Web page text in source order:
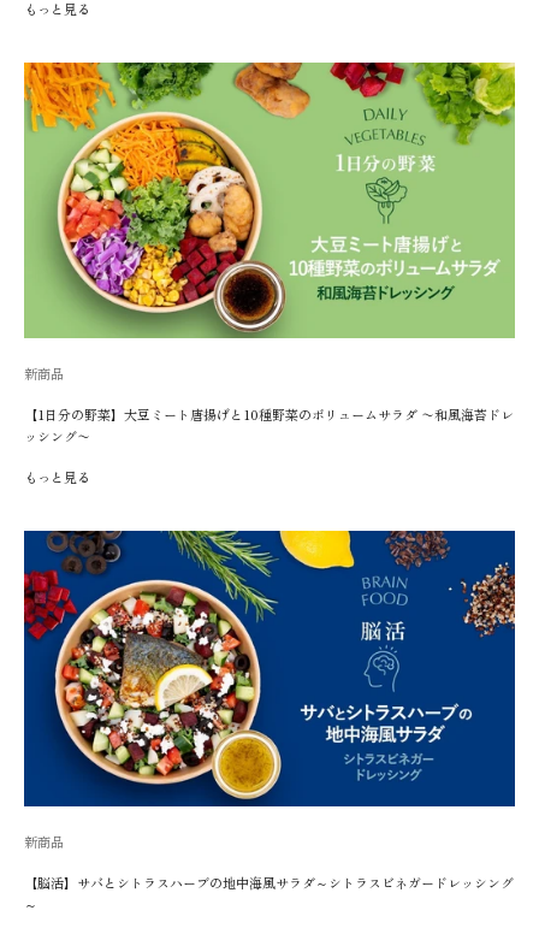
もっと見る
新商品
【1日分の野菜】大豆ミート唐揚げと10種野菜のボリュームサラダ 〜和風海苔ドレ
ッシング〜
もっと見る
新商品
【脳活】サバとシトラスハーブの地中海風サラダ～シトラスビネガードレッシング
～